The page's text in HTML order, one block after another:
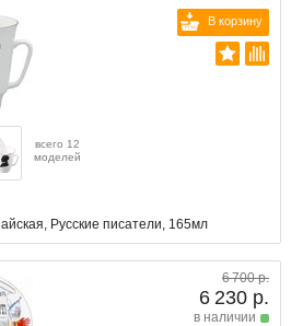
В корзину
всего 12
моделей
Русские писатели, 165мл
6 700 р.
6 230 р.
в наличии